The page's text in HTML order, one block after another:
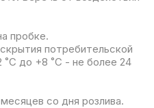
пробке.
потребительской
˚С до +8 ˚С - не более 24
со дня розлива.